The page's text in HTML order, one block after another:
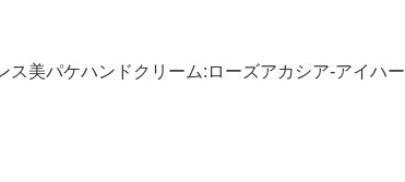
美パケハンドクリーム:ローズアカシア-アイハー